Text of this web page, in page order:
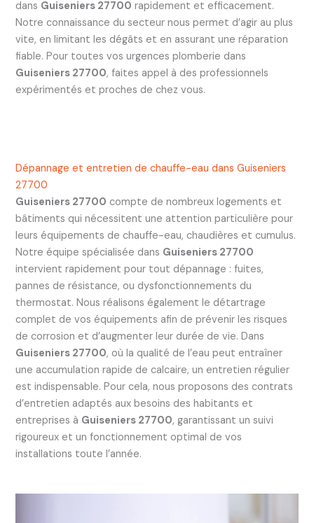
dans Guiseniers 27700 rapidement et efficacement.
Notre connaissance du secteur nous permet d’agir au plus
vite, en limitant les dégâts et en assurant une réparation
fiable. Pour toutes vos urgences plomberie dans
Guiseniers 27700, faites appel à des professionnels
expérimentés et proches de chez vous.
Dépannage et entretien de chauffe-eau dans Guiseniers
27700
Guiseniers 27700 compte de nombreux logements et
bâtiments qui nécessitent une attention particulière pour
leurs équipements de chauffe-eau, chaudières et cumulus.
Notre équipe spécialisée dans Guiseniers 27700
intervient rapidement pour tout dépannage : fuites,
pannes de résistance, ou dysfonctionnements du
thermostat. Nous réalisons également le détartrage
complet de vos équipements afin de prévenir les risques
de corrosion et d’augmenter leur durée de vie. Dans
Guiseniers 27700, où la qualité de l’eau peut entraîner
une accumulation rapide de calcaire, un entretien régulier
est indispensable. Pour cela, nous proposons des contrats
d’entretien adaptés aux besoins des habitants et
entreprises à Guiseniers 27700, garantissant un suivi
rigoureux et un fonctionnement optimal de vos
installations toute l’année.